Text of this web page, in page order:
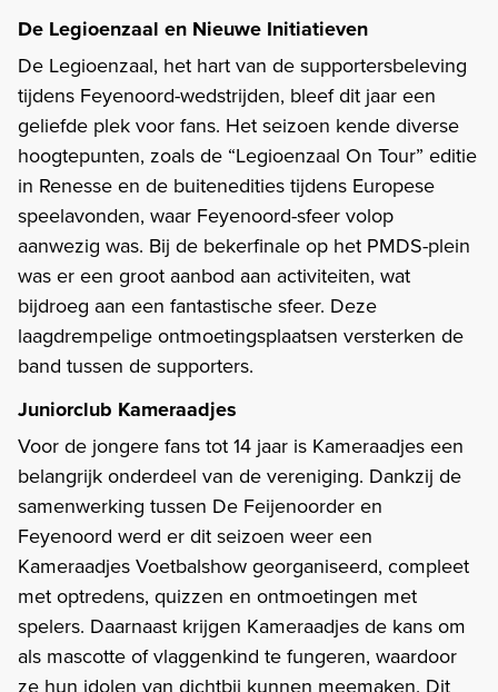
De Legioenzaal en Nieuwe Initiatieven
De Legioenzaal, het hart van de supportersbeleving
tijdens Feyenoord-wedstrijden, bleef dit jaar een
geliefde plek voor fans. Het seizoen kende diverse
hoogtepunten, zoals de “Legioenzaal On Tour” editie
in Renesse en de buitenedities tijdens Europese
speelavonden, waar Feyenoord-sfeer volop
aanwezig was. Bij de bekerfinale op het PMDS-plein
was er een groot aanbod aan activiteiten, wat
bijdroeg aan een fantastische sfeer. Deze
laagdrempelige ontmoetingsplaatsen versterken de
band tussen de supporters.
Juniorclub Kameraadjes
Voor de jongere fans tot 14 jaar is Kameraadjes een
belangrijk onderdeel van de vereniging. Dankzij de
samenwerking tussen De Feijenoorder en
Feyenoord werd er dit seizoen weer een
Kameraadjes Voetbalshow georganiseerd, compleet
met optredens, quizzen en ontmoetingen met
spelers. Daarnaast krijgen Kameraadjes de kans om
als mascotte of vlaggenkind te fungeren, waardoor
ze hun idolen van dichtbij kunnen meemaken. Dit